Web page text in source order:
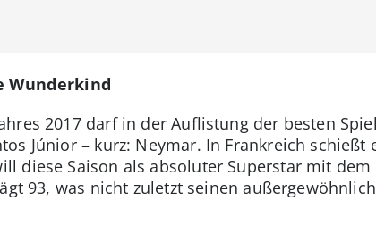
Wunderkind
2017 darf in der Auflistung der besten
Júnior – kurz: Neymar. In Frankreich
diese Saison als absoluter Superstar mit
93, was nicht zuletzt seinen